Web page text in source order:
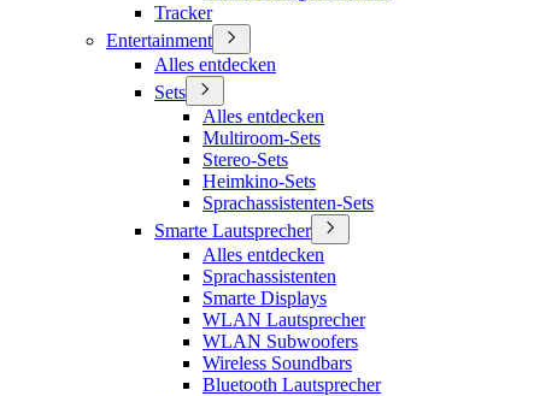
Tracker
Entertainment
Alles entdecken
Sets
Alles entdecken
Multiroom-Sets
Stereo-Sets
Heimkino-Sets
Sprachassistenten-Sets
Smarte Lautsprecher
Alles entdecken
Sprachassistenten
Smarte Displays
WLAN Lautsprecher
WLAN Subwoofers
Wireless Soundbars
Bluetooth Lautsprecher